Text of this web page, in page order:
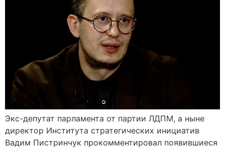
Экс-депутат парламента от партии ЛДПМ, а ныне
директор Института стратегических инициатив
Вадим Пистринчук прокомментировал появившиеся